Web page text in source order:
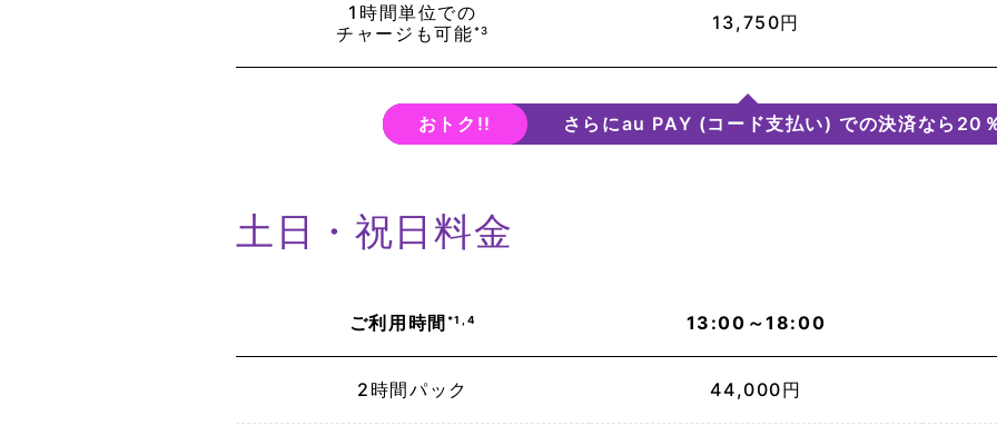
1時間単位での
チャージも可能*3 13,750円
おトク!! さらにau PAY (コード支払い) での決済なら20
土日・祝日料金
ご利用時間 *1,4 13:00～18:00
2時間パック 44,000円